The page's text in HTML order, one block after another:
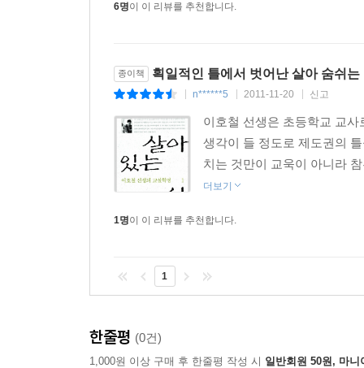
6명이 이 리뷰를 추천합니다.
종이책 획일적인 틀에서 벗어난 살아 숨쉬는
n******5 2011-11-20 신고
이호철 선생은 초등학교 교
생각이 들 정도로 제도권의
치는 것만이 교욱이 아니라
더보기
1명이 이 리뷰를 추천합니다.
1
한줄평 (0건)
1,000원 이상 구매 후 한줄평 작성 시 일반회원 50원, 마니